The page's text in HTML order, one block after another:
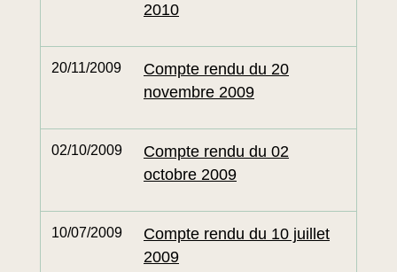
2010
20/11/2009
Compte rendu du 20
novembre 2009
02/10/2009
Compte rendu du 02
octobre 2009
10/07/2009
Compte rendu du 10 juillet
2009